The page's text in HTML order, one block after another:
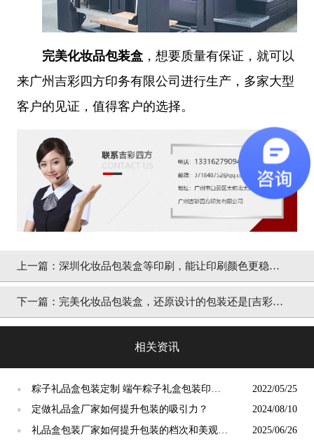
完美化妆品包装盒，想要质量有保证，就可以
来广州吉彩四方印务有限公司进行生产，多家大型
客户的见证，值得客户的选择。
上一篇： 深圳化妆品包装盒等印刷，能让印刷颜色更稳定
[吉彩四方]
下一篇： 完美化妆品包装盒，还原设计的包装还是[吉彩四
相关资讯
●
粽子礼品盒包装定制 端午粽子礼盒包装印刷
[吉彩四方]
2022/05/25
● 定做礼品盒厂家如何提升包装的吸引力？ 2024/08/10
●
礼品盒包装厂家如何提升包装的档次和美观
2025/06/26